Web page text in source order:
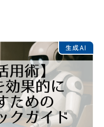
生成AI